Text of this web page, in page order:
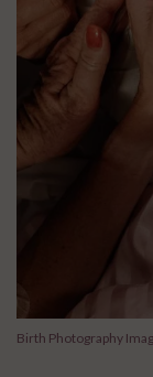
Birth Photography